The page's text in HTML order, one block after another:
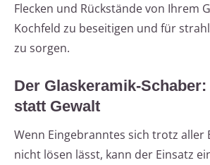
Flecken und Rückstände von Ihrem
Kochfeld zu beseitigen und für
zu sorgen.
Der Glaskeramik-
statt Gewalt
Wenn Eingebranntes sich trotz aller
nicht lösen lässt, kann der Einsatz